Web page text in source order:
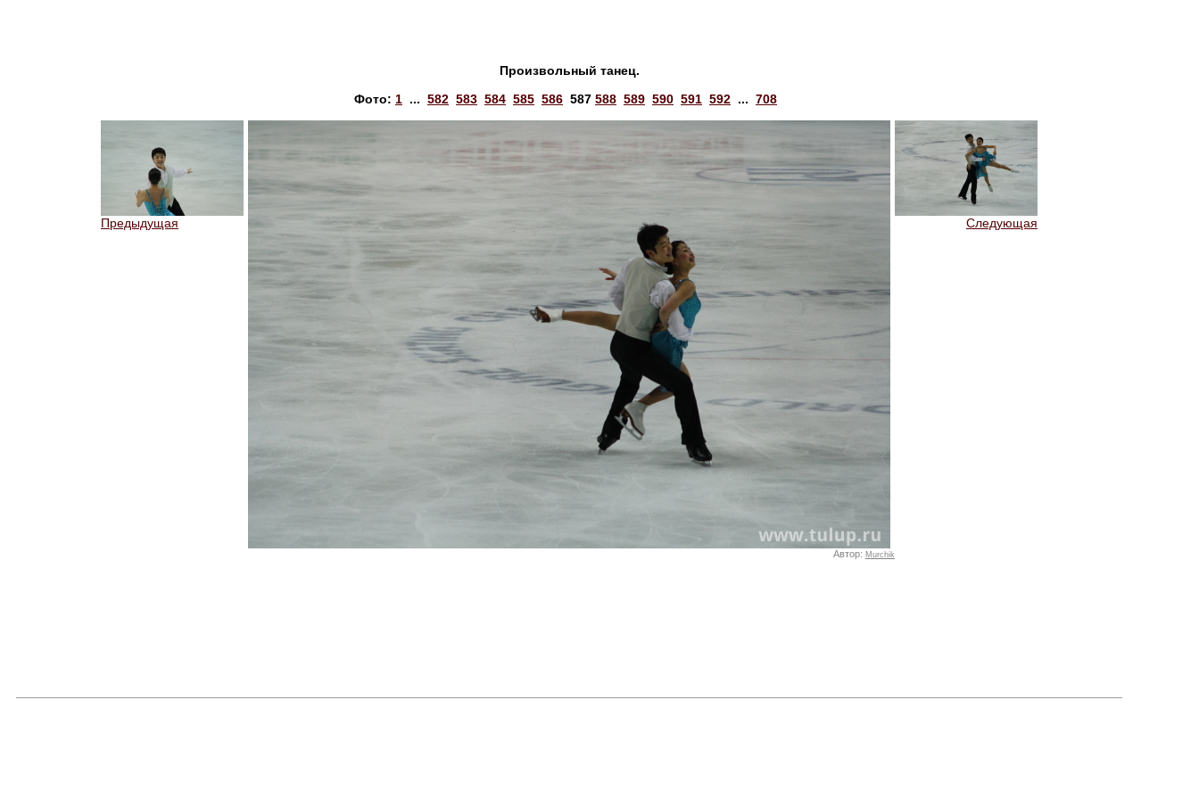
Произвольный танец.
Фото: 1 ... 582 583 584 585 586 587 588 589 590 591 592 ... 708
Предыдущая
Автор: Murchik
Следующая